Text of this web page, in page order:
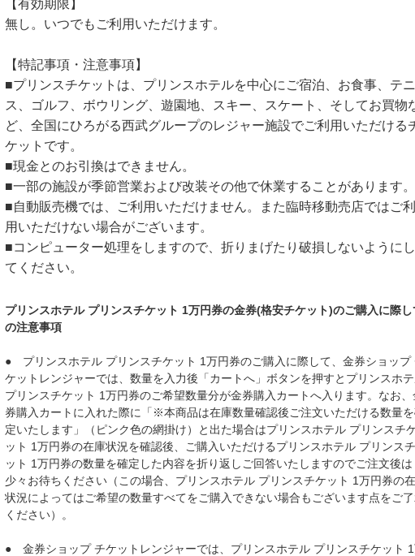
【有効期限】
無し。いつでもご利用いただけます。
【特記事項・注意事項】
■プリンスチケットは、プリンスホテルを中心にご宿泊、お食事、テニ
ス、ゴルフ、ボウリング、遊園地、スキー、スケート、そしてお買物
ど、全国にひろがる西武グループのレジャー施設でご利用いただける
ケットです。
■現金とのお引換はできません。
■一部の施設が季節営業および改装その他で休業することがあります。
■自動販売機では、ご利用いただけません。また臨時移動売店ではご利
用いただけない場合がございます。
■コンピューター処理をしますので、折りまげたり破損しないようにし
てください。
プリンスホテル プリンスチケット 1万円券の金券(格安チケット)のご購入に際し
の注意事項
● プリンスホテル プリンスチケット 1万円券のご購入に際して、金券ショップ
ケットレンジャーでは、数量を入力後「カートへ」ボタンを押すとプリンスホ
プリンスチケット 1万円券のご希望数量分が金券購入カートへ入ります。なお、
券購入カートに入れた際に「※本商品は在庫数量確認後ご注文いただける数量
定いたします」（ピンク色の網掛け）と出た場合はプリンスホテル プリンスチ
ット 1万円券の在庫状況を確認後、ご購入いただけるプリンスホテル プリンス
ット 1万円券の数量を確定した内容を折り返しご回答いたしますのでご注文後は
少々お待ちください（この場合、プリンスホテル プリンスチケット 1万円券の
状況によってはご希望の数量すべてをご購入できない場合もございます点をご
ください）。
● 金券ショップ チケットレンジャーでは、プリンスホテル プリンスチケット